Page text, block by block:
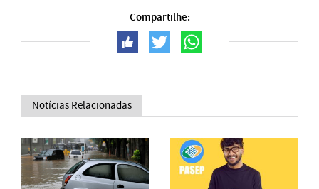
Compartilhe:
Notícias Relacionadas